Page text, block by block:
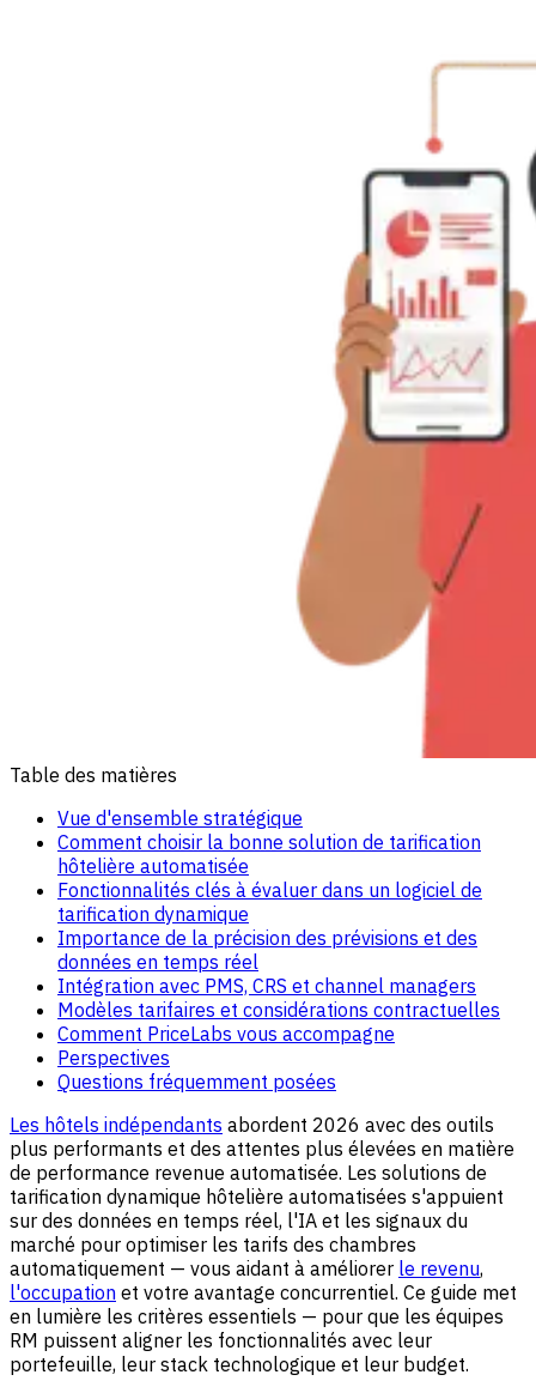
Table des matières
Vue d'ensemble stratégique
Comment choisir la bonne solution de tarification
hôtelière automatisée
Fonctionnalités clés à évaluer dans un logiciel de
tarification dynamique
Importance de la précision des prévisions et des
données en temps réel
Intégration avec PMS, CRS et channel managers
Modèles tarifaires et considérations contractuelles
Comment PriceLabs vous accompagne
Perspectives
Questions fréquemment posées
Les hôtels indépendants abordent 2026 avec des outils
plus performants et des attentes plus élevées en matière
de performance revenue automatisée. Les solutions de
tarification dynamique hôtelière automatisées s'appuient
sur des données en temps réel, l'IA et les signaux du
marché pour optimiser les tarifs des chambres
automatiquement — vous aidant à améliorer le revenu,
l'occupation et votre avantage concurrentiel. Ce guide met
en lumière les critères essentiels — pour que les équipes
RM puissent aligner les fonctionnalités avec leur
portefeuille, leur stack technologique et leur budget.